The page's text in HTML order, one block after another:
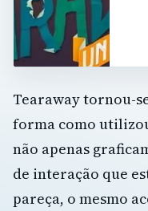
Tearaway tornou-
forma como
não apenas
de interação que
pareça, o mesmo